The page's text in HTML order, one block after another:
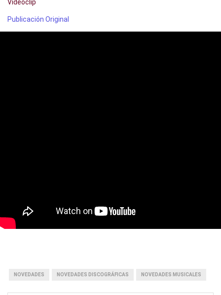
Videoclip
Publicación Original
NOVEDADES NOVEDADES DISCOGRÁFICAS NOVEDADES MUSICALES